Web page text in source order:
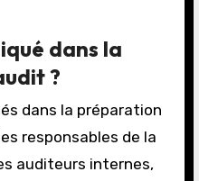
dans la
?
dans la préparation
responsables de la
auditeurs internes,